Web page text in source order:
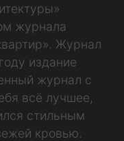
журнала
Журнал
издание
журнал с
всё лучшее,
стильным
кровью.